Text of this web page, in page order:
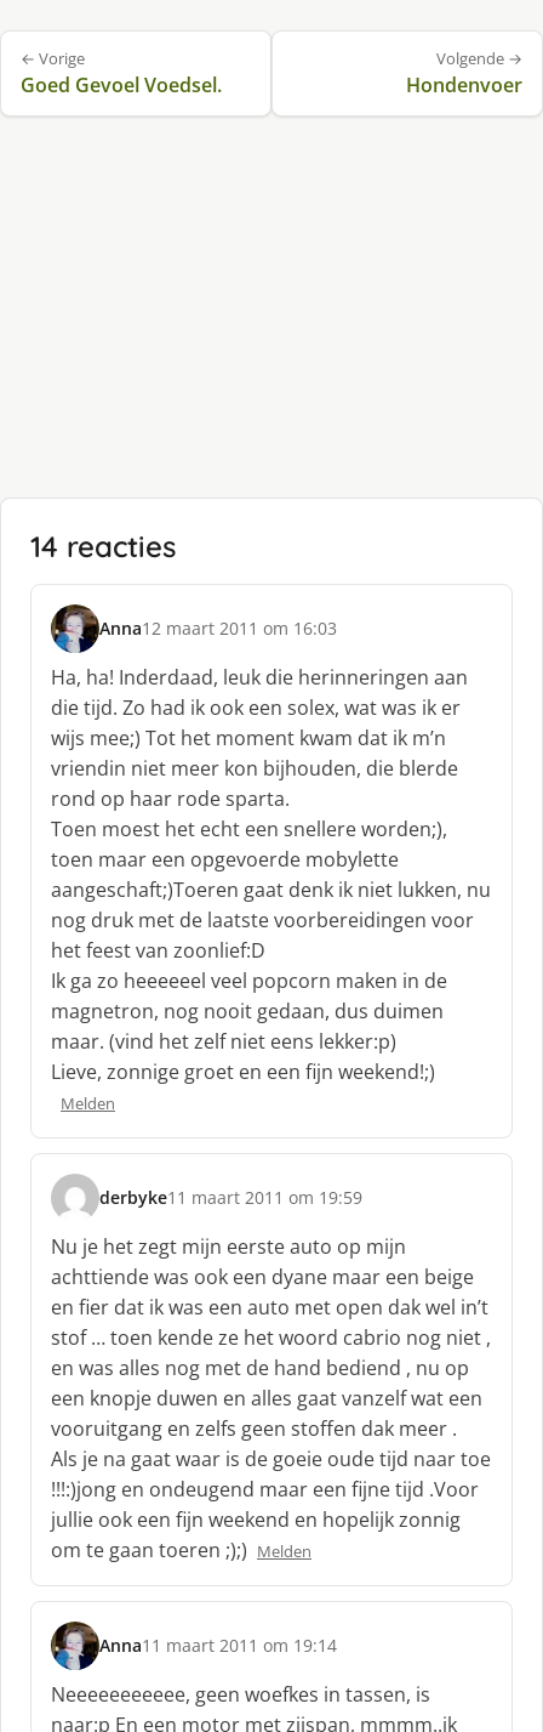
Bericht
navigatie
← Vorige
Goed Gevoel Voedsel.
Volgende →
Hondenvoer
14 reacties
Anna
s
c
h
r
e
e
f
:
12 maart 2011 om 16:03
Ha, ha! Inderdaad, leuk die herinneringen aan
die tijd. Zo had ik ook een solex, wat was ik er
wijs mee;) Tot het moment kwam dat ik m’n
vriendin niet meer kon bijhouden, die blerde
rond op haar rode sparta.
Toen moest het echt een snellere worden;),
toen maar een opgevoerde mobylette
aangeschaft;)Toeren gaat denk ik niet lukken, nu
nog druk met de laatste voorbereidingen voor
het feest van zoonlief:D
Ik ga zo heeeeeel veel popcorn maken in de
magnetron, nog nooit gedaan, dus duimen
maar. (vind het zelf niet eens lekker:p)
Lieve, zonnige groet en een fijn weekend!;)
Melden
derbyke
s
c
h
r
e
e
f
11 maart 2011 om 19:59
Nu je het zegt mijn eerste auto op mijn
achttiende was ook een dyane maar een beige
en fier dat ik was een auto met open dak wel in’t
stof … toen kende ze het woord cabrio nog niet ,
en was alles nog met de hand bediend , nu op
een knopje duwen en alles gaat vanzelf wat een
vooruitgang en zelfs geen stoffen dak meer .
Als je na gaat waar is de goeie oude tijd naar toe
!!!:)jong en ondeugend maar een fijne tijd .Voor
jullie ook een fijn weekend en hopelijk zonnig
om te gaan toeren ;);) Melden
Anna
s
c
h
11 maart 2011 om 19:14
Neeeeeeeeeee, geen woefkes in tassen, is
naar:p En een motor met zijspan, mmmm..ik